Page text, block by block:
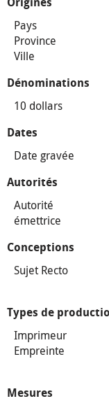
Pays
Province
Ville
Dénominations
10 dollars
Dates
Date gravée
Autorités
Autorité
émettrice
Conceptions
Sujet Recto
Types de
Imprimeur
Empreinte
Mesures